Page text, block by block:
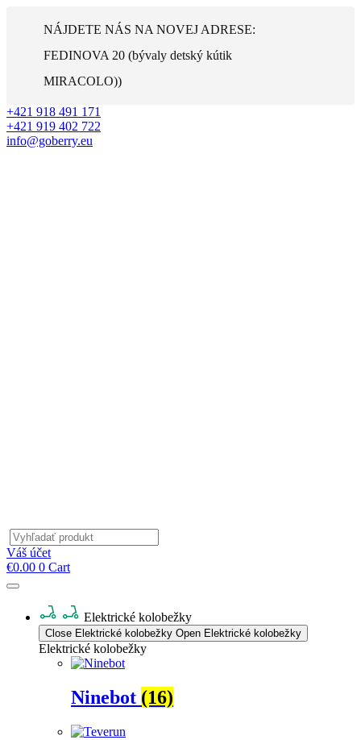
NÁJDETE NÁS NA NOVEJ ADRESE:
FEDINOVA 20 (bývaly detský kútik
MIRACOLO))
+421 918 491 171
+421 919 402 722
info@goberry.eu
Products
search
Váš účet
€0.00 0 Cart
Elektrické kolobežky
Close Elektrické kolobežky Open Elektrické kolobežky
Elektrické kolobežky
Ninebot (16)